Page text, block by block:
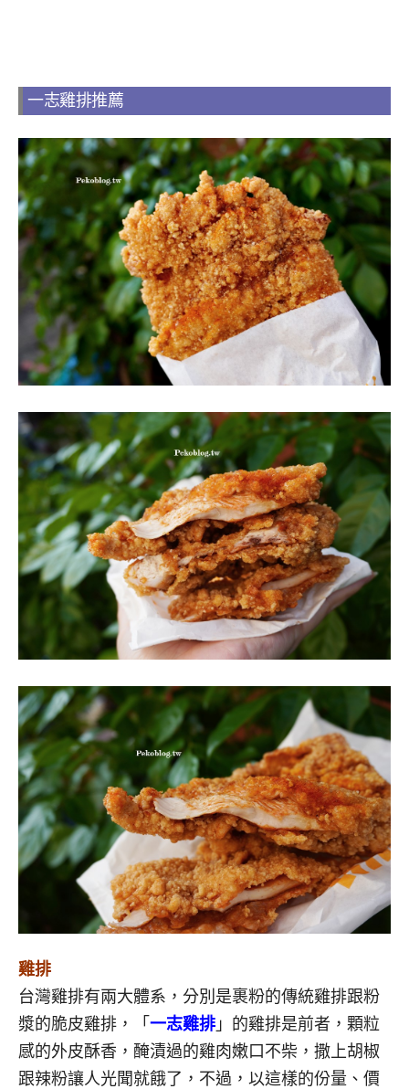
一志雞排推薦
雞排
台灣雞排有兩大體系，分別是裹粉的傳統雞排跟粉
漿的脆皮雞排，「 一志雞排 」的雞排是前者，顆粒
感的外皮酥香，醃漬過的雞肉嫩口不柴，撒上胡椒
跟辣粉讓人光聞就餓了，不過，以這樣的份量、價